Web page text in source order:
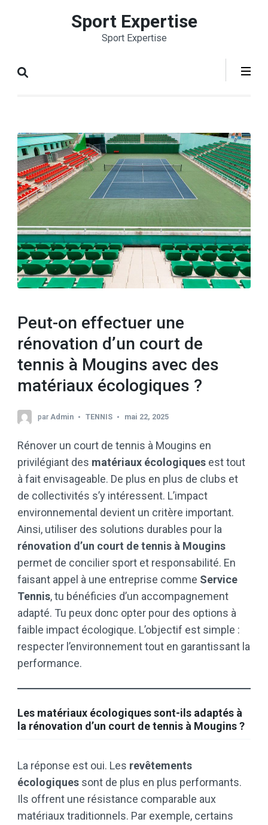
Entrée)
Sport Expertise
Sport Expertise
Peut-on effectuer une
rénovation d’un court de
tennis à Mougins avec des
matériaux écologiques ?
par Admin TENNIS mai 22, 2025
Rénover un court de tennis à Mougins en
privilégiant des matériaux écologiques est tout
à fait envisageable. De plus en plus de clubs et
de collectivités s’y intéressent. L’impact
environnemental devient un critère important.
Ainsi, utiliser des solutions durables pour la
rénovation d’un court de tennis à Mougins
permet de concilier sport et responsabilité. En
faisant appel à une entreprise comme Service
Tennis, tu bénéficies d’un accompagnement
adapté. Tu peux donc opter pour des options à
faible impact écologique. L’objectif est simple :
respecter l’environnement tout en garantissant la
performance.
Les matériaux écologiques sont-ils adaptés à
la rénovation d’un court de tennis à Mougins ?
La réponse est oui. Les revêtements
écologiques sont de plus en plus performants.
Ils offrent une résistance comparable aux
matériaux traditionnels. Par exemple, certains